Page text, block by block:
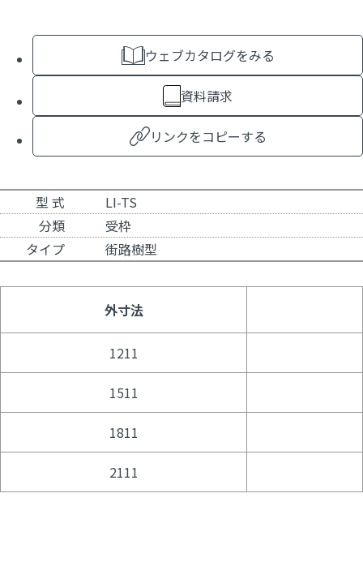
ウェブカタログをみる
資料請求
リンクをコピーする
型 式
LI-TS
分類
受枠
タイプ
街路樹型
外寸法
1211
1511
1811
2111